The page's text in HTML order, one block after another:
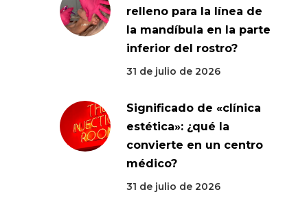
relleno para la línea de
la mandíbula en la parte
inferior del rostro?
31 de julio de 2026
Significado de «clínica
estética»: ¿qué la
convierte en un centro
médico?
31 de julio de 2026